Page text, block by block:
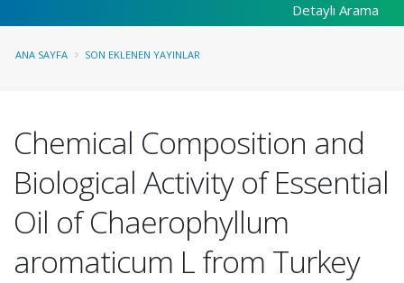
Detaylı Arama
ANA SAYFA SON EKLENEN YAYINLAR
Chemical Composition and
Biological Activity of Essential
Oil of Chaerophyllum
aromaticum L from Turkey